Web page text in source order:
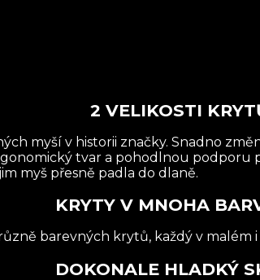
2 VELIKOSTI
myší v historii značky. Snadno
tvar a pohodlnou podporu
myš přesně padla do dlaně.
KRYTY V MNOHA
barevných krytů, každý v malém
DOKONALE HLADKÝ